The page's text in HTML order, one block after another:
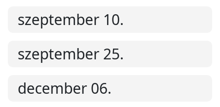
szeptember 10.
szeptember 25.
december 06.